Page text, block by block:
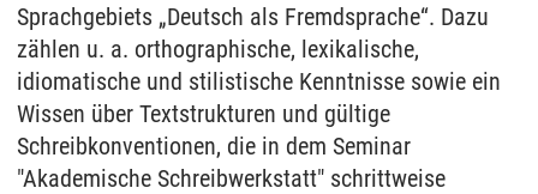
Sprachgebiets „Deutsch als Fremdsprache“. Dazu
zählen u. a. orthographische, lexikalische,
idiomatische und stilistische Kenntnisse sowie ein
Wissen über Textstrukturen und gültige
Schreibkonventionen, die in dem Seminar
"Akademische Schreibwerkstatt" schrittweise